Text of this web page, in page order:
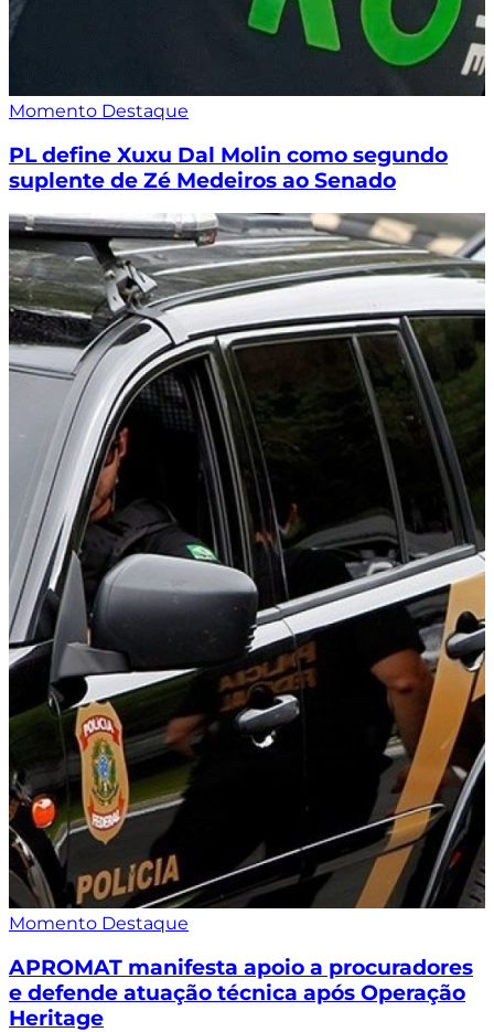
Momento Destaque
PL define Xuxu Dal Molin como segundo
suplente de Zé Medeiros ao Senado
Momento Destaque
APROMAT manifesta apoio a procuradores
e defende atuação técnica após Operação
Heritage